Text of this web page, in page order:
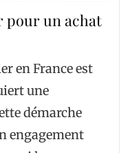
pour un achat
en France est
une
démarche
engagement